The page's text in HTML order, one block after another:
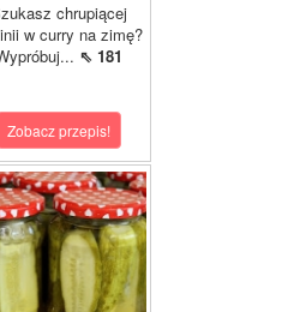
chrupiącej
w curry na zimę?
⇖ 181
Zobacz przepis!